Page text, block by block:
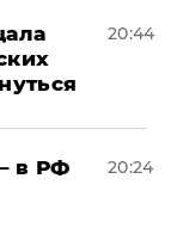
20:44
в РФ
20:24